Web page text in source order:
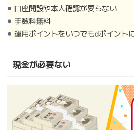
口座開設や本人確認が要らない
手数料無料
運用ポイントをいつでもdポイント
現金が必要ない